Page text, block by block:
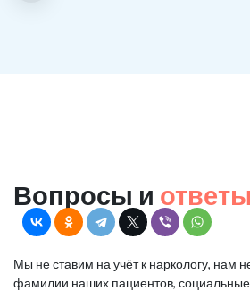
Вопросы и ответы
Мы не ставим на учёт к наркологу, нам
фамилии наших пациентов, социальные